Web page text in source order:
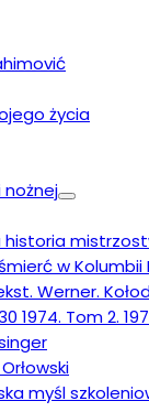
życia
nożnej
historia
w Kolumbii
Werner.
1974. Tom 2.
myśl